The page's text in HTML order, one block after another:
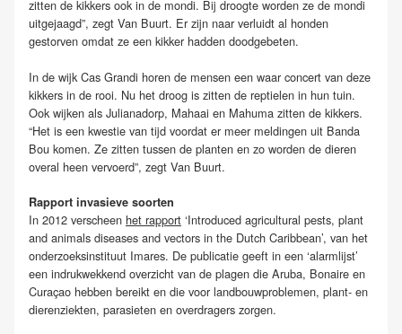
zitten de kikkers ook in de mondi. Bij droogte worden ze de mondi
uitgejaagd”, zegt Van Buurt. Er zijn naar verluidt al honden
gestorven omdat ze een kikker hadden doodgebeten.
In de wijk Cas Grandi horen de mensen een waar concert van deze
kikkers in de rooi. Nu het droog is zitten de reptielen in hun tuin.
Ook wijken als Julianadorp, Mahaai en Mahuma zitten de kikkers.
“Het is een kwestie van tijd voordat er meer meldingen uit Banda
Bou komen. Ze zitten tussen de planten en zo worden de dieren
overal heen vervoerd”, zegt Van Buurt.
Rapport invasieve soorten
In 2012 verscheen het rapport ‘Introduced agricultural pests, plant
and animals diseases and vectors in the Dutch Caribbean’, van het
onderzoeksinstituut Imares. De publicatie geeft in een ‘alarmlijst’
een indrukwekkend overzicht van de plagen die Aruba, Bonaire en
Curaçao hebben bereikt en die voor landbouwproblemen, plant- en
dierenziekten, parasieten en overdragers zorgen.